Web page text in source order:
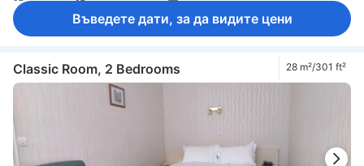
Въведете дати, за да видите цени
Classic Room, 2 Bedrooms 28 m²/301 ft²